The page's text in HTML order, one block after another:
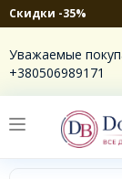
Скидки -35%
Уважаемые
+380506989171